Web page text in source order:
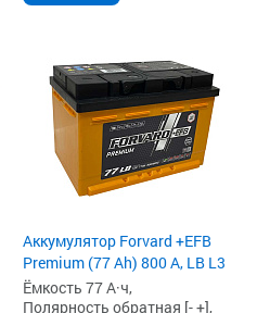
Аккумулятор Forvard +EFB
Premium (77 Ah) 800 А, LB L3
Ёмкость 77 А·ч,
Полярность обратная [- +],